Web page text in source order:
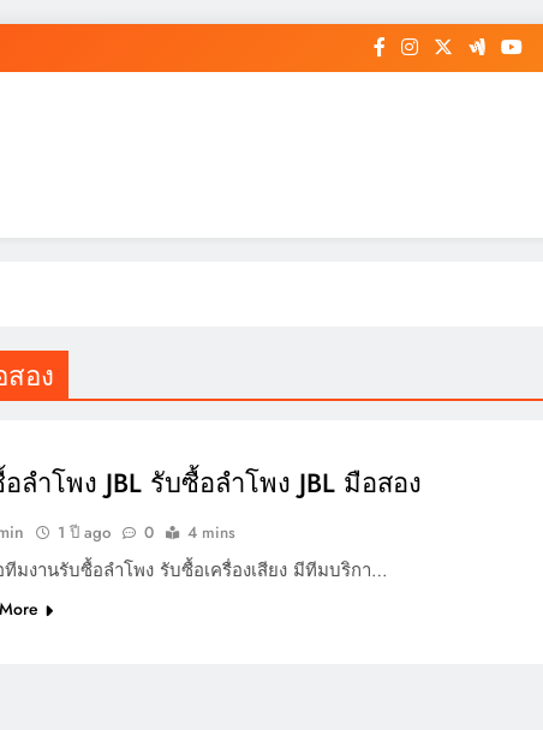
สอง
ลำโพง JBL รับซื้อลำโพง JBL มือสอง
1 ปี ago 0 4 mins
ทีมงานรับซื้อลำโพง รับซื้อเครื่องเสียง มีทีมบริกา…